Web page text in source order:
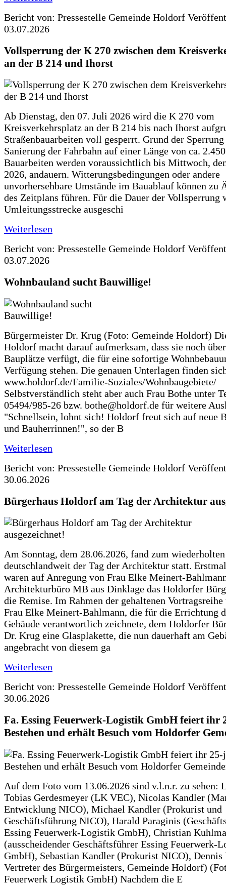
Bericht von: Pressestelle Gemeinde Holdorf
03.07.2026
Vollsperrung der K 270 zwischen dem
an der B 214 und Ihorst
Ab Dienstag, den 07. Juli 2026 wird die K 270 vom
Kreisverkehrsplatz an der B 214 bis nach Ihorst
Straßenbauarbeiten voll gesperrt. Grund der
Sanierung der Fahrbahn auf einer Länge von ca.
Bauarbeiten werden voraussichtlich bis Mittwoch,
2026, andauern. Witterungsbedingungen oder andere
unvorhersehbare Umstände im Bauablauf können zu
des Zeitplans führen. Für die Dauer der Vollsperrung
Umleitungsstrecke ausgeschi
Weiterlesen
Bericht von: Pressestelle Gemeinde Holdorf
03.07.2026
Wohnbauland sucht Bauwillige!
Bürgermeister Dr. Krug (Foto: Gemeinde Holdorf)
Holdorf macht darauf aufmerksam, dass sie noch
Bauplätze verfügt, die für eine sofortige
Verfügung stehen. Die genauen Unterlagen finden
www.holdorf.de/Familie-Soziales/Wohnbaugebiete/
Selbstverständlich steht aber auch Frau Bothe unter
05494/985-26 bzw. bothe@holdorf.de für weitere
"Schnellsein, lohnt sich! Holdorf freut sich auf neue
und Bauherrinnen!", so der B
Weiterlesen
Bericht von: Pressestelle Gemeinde Holdorf
30.06.2026
Bürgerhaus Holdorf am Tag der Architektur
Am Sonntag, dem 28.06.2026, fand zum
deutschlandweit der Tag der Architektur statt.
waren auf Anregung von Frau Elke Meinert-
Architekturbüro MB aus Dinklage das Holdorfer
die Remise. Im Rahmen der gehaltenen
Frau Elke Meinert-Bahlmann, die für die Errichtung
Gebäude verantwortlich zeichnete, dem Holdorfer
Dr. Krug eine Glasplakette, die nun dauerhaft am
angebracht von diesem ga
Weiterlesen
Bericht von: Pressestelle Gemeinde Holdorf
30.06.2026
Fa. Essing Feuerwerk-Logistik GmbH feiert ihr
Bestehen und erhält Besuch vom Holdorfer
Auf dem Foto vom 13.06.2026 sind v.l.n.r. zu sehen:
Tobias Gerdesmeyer (LK VEC), Nicolas Kandler
Entwicklung NICO), Michael Kandler (Prokurist und
Geschäftsführung NICO), Harald Paraginis
Essing Feuerwerk-Logistik GmbH), Christian
(ausscheidender Geschäftsführer Essing Feuerwerk-
GmbH), Sebastian Kandler (Prokurist NICO),
Vertreter des Bürgermeisters, Gemeinde Holdorf)
Feuerwerk Logistik GmbH) Nachdem die E